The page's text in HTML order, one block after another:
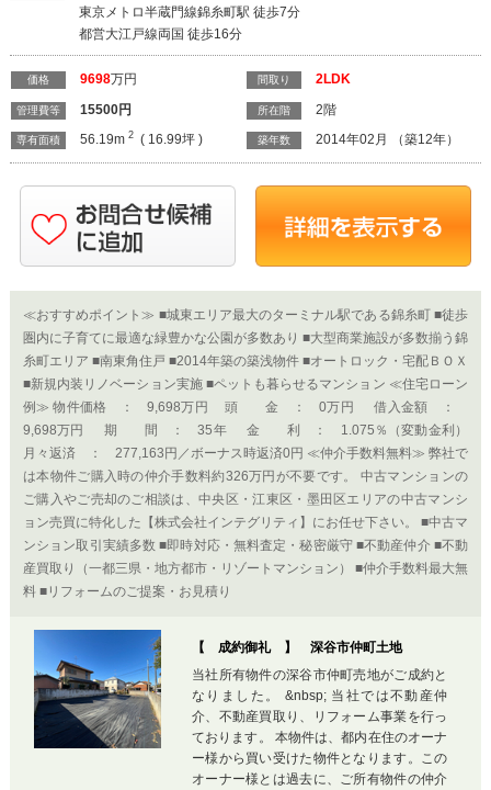
東京メトロ半蔵門線錦糸町駅 徒歩7分
都営大江戸線両国 徒歩16分
価格 9698万円
管理費等 15500円
専有面積 56.19m2 ( 16.99坪 )
間取り 2LDK
所在階 2階
築年数 2014年02月 （築12年）
≪おすすめポイント≫ ■城東エリア最大のターミナル駅である錦糸町 ■徒歩
圏内に子育てに最適な緑豊かな公園が多数あり ■大型商業施設が多数揃う錦
糸町エリア ■南東角住戸 ■2014年築の築浅物件 ■オートロック・宅配ＢＯＸ
■新規内装リノベーション実施 ■ペットも暮らせるマンション ≪住宅ローン
例≫ 物件価格 ： 9,698万円 頭 金 ： 0万円 借入金額 ：
9,698万円 期 間 ： 35年 金 利 ： 1.075％（変動金利）
月々返済 ： 277,163円／ボーナス時返済0円 ≪仲介手数料無料≫ 弊社で
は本物件ご購入時の仲介手数料約326万円が不要です。 中古マンションの
ご購入やご売却のご相談は、中央区・江東区・墨田区エリアの中古マンシ
ョン売買に特化した【株式会社インテグリティ】にお任せ下さい。 ■中古マ
ンション取引実績多数 ■即時対応・無料査定・秘密厳守 ■不動産仲介 ■不動
産買取り（一都三県・地方都市・リゾートマンション） ■仲介手数料最大無
料 ■リフォームのご提案・お見積り
【 成約御礼 】 深谷市仲町土地
当社所有物件の深谷市仲町売地がご成約と
なりました。 &nbsp; 当社では不動産仲
介、不動産買取り、リフォーム事業を行っ
ております。 本物件は、都内在住のオーナ
ー様から買い受けた物件となります。この
オーナー様とは過去に、ご所有物件の仲介